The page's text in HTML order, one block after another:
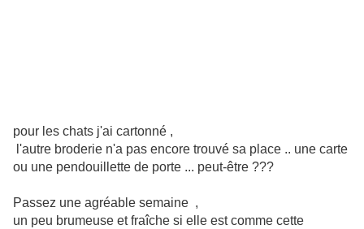
pour les chats j'ai cartonné ,
l'autre broderie n'a pas encore trouvé sa place .. une carte
ou une pendouillette de porte ... peut-être ???
Passez une agréable semaine ,
un peu brumeuse et fraîche si elle est comme cette